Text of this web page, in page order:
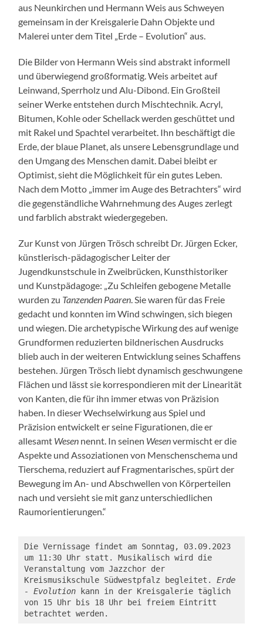
aus Neunkirchen und Hermann Weis aus Schweyen
gemeinsam in der Kreisgalerie Dahn Objekte und
Malerei unter dem Titel „Erde – Evolution“ aus.
Die Bilder von Hermann Weis sind abstrakt informell
und überwiegend großformatig. Weis arbeitet auf
Leinwand, Sperrholz und Alu-Dibond. Ein Großteil
seiner Werke entstehen durch Mischtechnik. Acryl,
Bitumen, Kohle oder Schellack werden geschüttet und
mit Rakel und Spachtel verarbeitet. Ihn beschäftigt die
Erde, der blaue Planet, als unsere Lebensgrundlage und
den Umgang des Menschen damit. Dabei bleibt er
Optimist, sieht die Möglichkeit für ein gutes Leben.
Nach dem Motto „immer im Auge des Betrachters“ wird
die gegenständliche Wahrnehmung des Auges zerlegt
und farblich abstrakt wiedergegeben.
Zur Kunst von Jürgen Trösch schreibt Dr. Jürgen Ecker,
künstlerisch-pädagogischer Leiter der
Jugendkunstschule in Zweibrücken, Kunsthistoriker
und Kunstpädagoge: „Zu Schleifen gebogene Metalle
wurden zu Tanzenden Paaren. Sie waren für das Freie
gedacht und konnten im Wind schwingen, sich biegen
und wiegen. Die archetypische Wirkung des auf wenige
Grundformen reduzierten bildnerischen Ausdrucks
blieb auch in der weiteren Entwicklung seines Schaffens
bestehen. Jürgen Trösch liebt dynamisch geschwungene
Flächen und lässt sie korrespondieren mit der Linearität
von Kanten, die für ihn immer etwas von Präzision
haben. In dieser Wechselwirkung aus Spiel und
Präzision entwickelt er seine Figurationen, die er
allesamt Wesen nennt. In seinen Wesenvermischt er die
Aspekte und Assoziationen von Menschenschema und
Tierschema, reduziert auf Fragmentarisches, spürt der
Bewegung im An- und Abschwellen von Körperteilen
nach und versieht sie mit ganz unterschiedlichen
Raumorientierungen.“
Die Vernissage findet am Sonntag, 03.09.2023
um 11:30 Uhr statt. Musikalisch wird die
Veranstaltung vom Jazzchor der
Kreismusikschule Südwestpfalz begleitet. Erde
- Evolution kann in der Kreisgalerie täglich
von 15 Uhr bis 18 Uhr bei freiem Eintritt
betrachtet werden.